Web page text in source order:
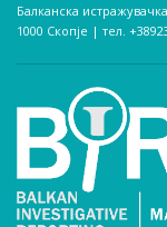
Балканска
1000 Скопје | тел.